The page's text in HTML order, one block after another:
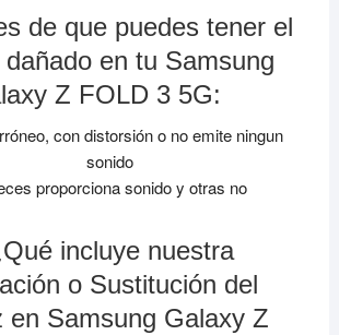
de que puedes tener el
en tu Samsung
Z FOLD 3 5G:
con distorsión o no emite ningun
sonido
proporciona sonido y otras no
incluye nuestra
o Sustitución del
en Samsung Galaxy Z